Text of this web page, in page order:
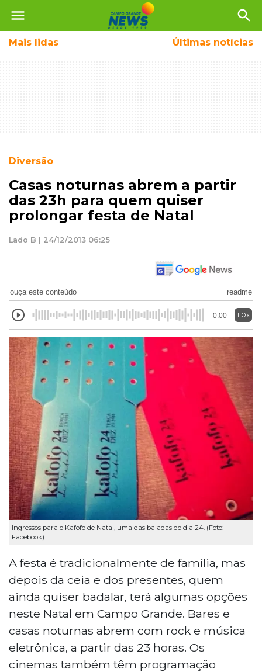
menu search
Mais lidas Últimas notícias
Diversão
Casas noturnas abrem a partir
das 23h para quem quiser
prolongar festa de Natal
Lado B | 24/12/2013 06:25
ouça este conteúdo readme
0:00 1.0x
Ingressos para o Kafofo de Natal, uma das baladas do dia 24. (Foto:
Facebook)
A festa é tradicionalmente de família, mas
depois da ceia e dos presentes, quem
ainda quiser badalar, terá algumas opções
neste Natal em Campo Grande. Bares e
casas noturnas abrem com rock e música
eletrônica, a partir das 23 horas. Os
cinemas também têm programação